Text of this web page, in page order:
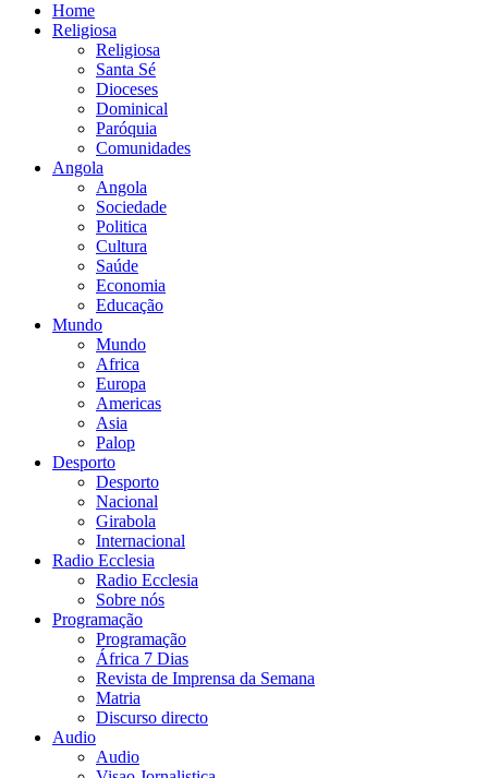
Home
Religiosa
Religiosa
Santa Sé
Dioceses
Dominical
Paróquia
Comunidades
Angola
Angola
Sociedade
Politica
Cultura
Saúde
Economia
Educação
Mundo
Mundo
Africa
Europa
Americas
Asia
Palop
Desporto
Desporto
Nacional
Girabola
Internacional
Radio Ecclesia
Radio Ecclesia
Sobre nós
Programação
Programação
África 7 Dias
Revista de Imprensa da Semana
Matria
Discurso directo
Audio
Audio